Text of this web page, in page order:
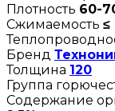
Плотность 60-
Сжимаемость ≤
Бренд
Толщина 120
Группа
Содержание